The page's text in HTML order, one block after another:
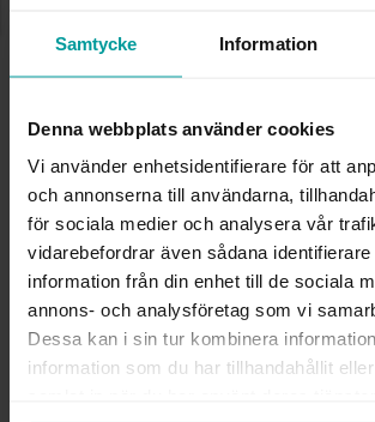
Samtycke Information
Denna webbplats använder cookies
Vi använder enhetsidentifierare för att
och annonserna till användarna,
för sociala medier och analysera vår
vidarebefordrar även sådana
information från din enhet till de sociala
annons- och analysföretag som vi
Dessa kan i sin tur kombinera
information som du har tillhandahållit
VARUKORGEN
Köpvillkor för beställningsvaror
Öppet köp, ångerrätt och bytesrätt
beställningsvaror, ringar från Albrekts
samt graverade varor. Leveranstiden är
arbetsdagar för beställningsvaror.
ångerrätt och öppet köp i